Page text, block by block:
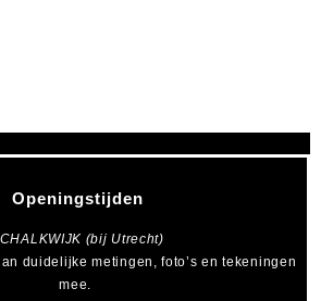
Openingstijden
(bij Utrecht)
duidelijke metingen, foto’s en tekeningen
mee.